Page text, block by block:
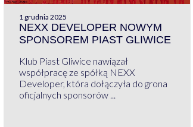
1 grudnia 2025
NEXX DEVELOPER NOWYM
SPONSOREM PIAST GLIWICE
Klub Piast Gliwice nawiązał
współpracę ze spółką NEXX
Developer, która dołączyła do grona
oficjalnych sponsorów ...